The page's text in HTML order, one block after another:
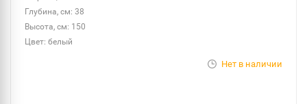
Глубина, см: 38
Высота, см: 150
Цвет: белый
Нет в наличии